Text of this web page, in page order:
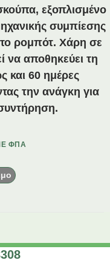
εξοπλισμένο
συμπίεσης
ρομπότ. Χάρη σε
να αποθηκεύει τη
και 60 ημέρες
την ανάγκη για
ΦΠΑ